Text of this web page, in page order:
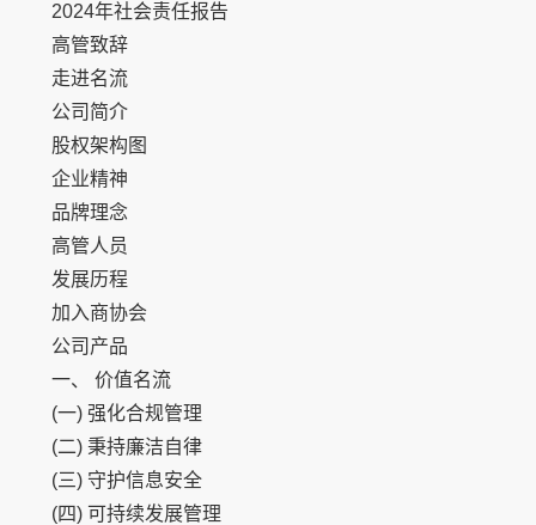
2024年社会责任报告
高管致辞
走进名流
公司简介
股权架构图
企业精神
品牌理念
高管人员
发展历程
加入商协会
公司产品
一、 价值名流
(一) 强化合规管理
(二) 秉持廉洁自律
(三) 守护信息安全
(四) 可持续发展管理